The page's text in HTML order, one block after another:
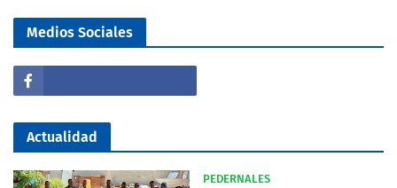
Medios Sociales
Actualidad
PEDERNALES